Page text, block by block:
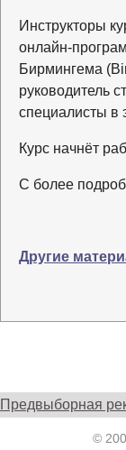
Инструкторы
онлайн-
Бирмингема
руководитель
специалисты в
Курс начнёт
С более
Другие
Предвыборная
©